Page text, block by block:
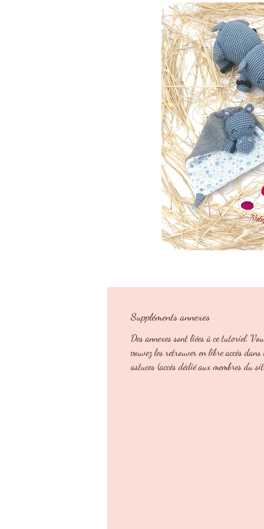
Suppléments annexes
Des annexes sont liées à ce tutoriel.
pouvez les retrouver en libre accès dans
astuces (accès dédié aux membres du